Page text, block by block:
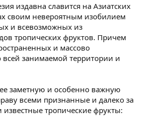
издавна славится на Азиатских
своим невероятным изобилием
и всевозможных из
тропических фруктов. Причем
и массово
занимаемой территории и
заметную и особенно важную
всеми признанные и далеко за
тропические фрукты: